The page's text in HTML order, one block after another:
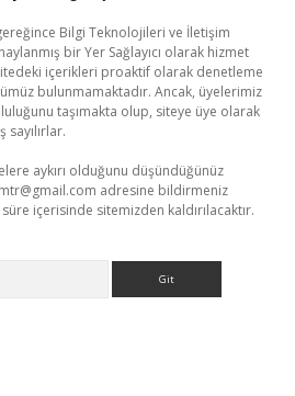
Bilgi Teknolojileri ve İletişim
bir Yer Sağlayıcı olarak hizmet
içerikleri proaktif olarak denetleme
bulunmamaktadır. Ancak, üyelerimiz
taşımakta olup, siteye üye olarak
aykırı olduğunu düşündüğünüz
adresine bildirmeniz
içerisinde sitemizden kaldırılacaktır.